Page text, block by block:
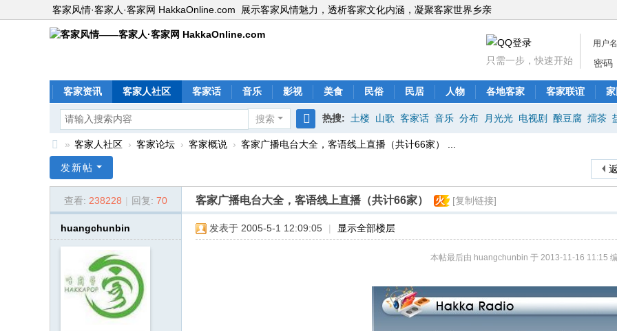
客家风情·客家人·客家网 HakkaOnline.com 展示客家风情魅力，透析客家文化内涵，凝聚客家世界乡亲
用户名
密码
只需一步，快速开始
客家资讯 客家人社区 客家话 音乐 影视 美食 民俗 民居 人物 各地客家 客家联谊
搜索
搜
热搜: 土楼 山歌 客家话 音乐 分布 月光光 电视剧 酿豆腐 擂茶
家
» 客家人社区 › 客家论坛 › 客家概说 › 客家广播电台大全，客语线上直播（共计66家） ...
发新帖
查看: 238228 | 回复: 70 客家广播电台大全，客语线上直播（共计66家） 火 [复制链接]
huangchunbin 发表于 2005-5-1 12:09:05 | 显示全部楼层
本帖最后由 huangchunbin 于 2013-11-16 11:15